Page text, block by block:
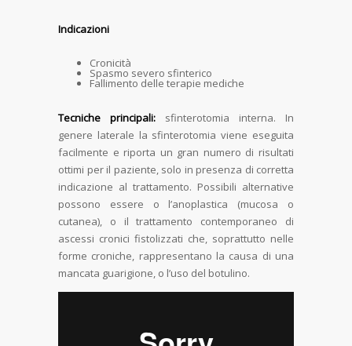
Indicazioni
Cronicità
Spasmo severo sfinterico
Fallimento delle terapie mediche
Tecniche principali: sfinterotomia interna. In
genere laterale la sfinterotomia viene eseguita
facilmente e riporta un gran numero di risultati
ottimi per il paziente, solo in presenza di corretta
indicazione al trattamento. Possibili alternative
possono essere o l’anoplastica (mucosa o
cutanea), o il trattamento contemporaneo di
ascessi cronici fistolizzati che, soprattutto nelle
forme croniche, rappresentano la causa di una
mancata guarigione, o l’uso del botulino.